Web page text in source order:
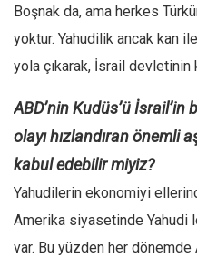
Boşnak da, ama herkes
yoktur. Yahudilik ancak kan
yola çıkarak, İsrail devletinin
ABD’nin Kudüs’ü
olayı hızlandıran önemli
kabul edebilir miyiz?
Yahudilerin ekonomiyi
Amerika siyasetinde
var. Bu yüzden her